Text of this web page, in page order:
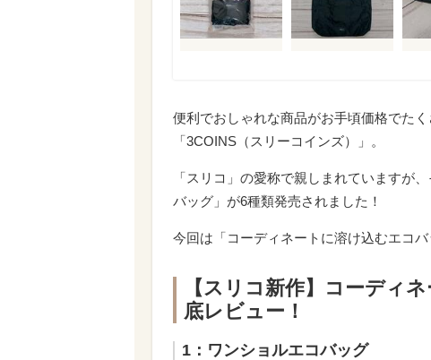
便利でおしゃれな商品がお手頃価格でた
「3COINS（スリーコインズ）」。
「スリコ」の愛称で親しまれていますが
バッグ」が6種類発売されました！
今回は「コーディネートに溶け込むエコ
【スリコ新作】コーディ
底レビュー！
1：ワンショルエコバッグ